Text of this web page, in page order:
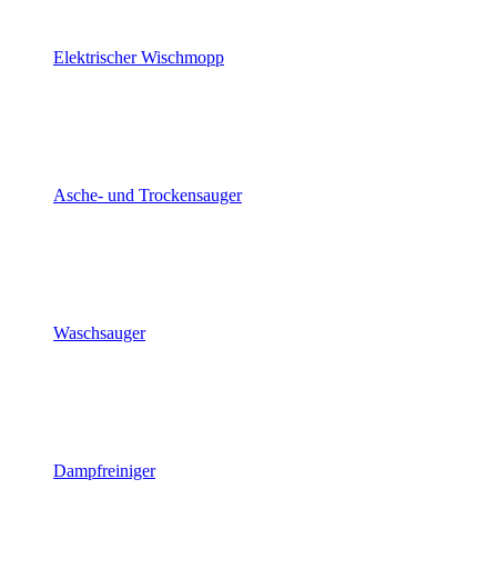
Elektrischer Wischmopp
Asche- und Trockensauger
Waschsauger
Dampfreiniger